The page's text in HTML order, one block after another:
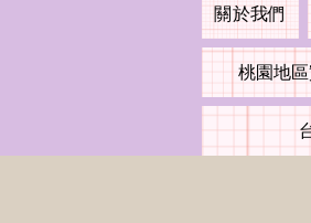
關於我們
桃園地